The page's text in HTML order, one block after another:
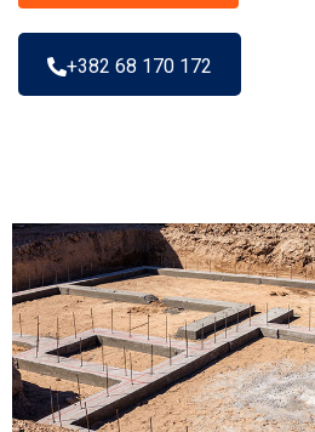
+382 68 170 172